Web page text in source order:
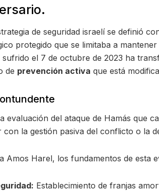
de seguridad israelí se definió
protegido que se limitaba a
el 7 de octubre de 2023 ha
de prevención activa que está
evaluación del ataque de Hamás que
la gestión pasiva del conflicto o la
Amos Harel, los fundamentos de esta
Establecimiento de franjas